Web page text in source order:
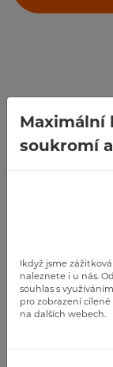
Maximální
soukromí
Ikdyž jsme
naleznete i u nás.
souhlas s
pro zobrazení
na dalších webech.